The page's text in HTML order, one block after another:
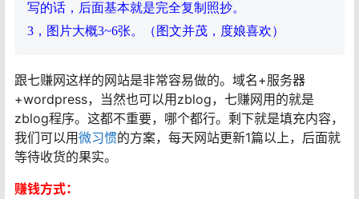
写的话，后面基本就是完全复制照抄。
3，图片大概3~6张。（图文并茂，度娘喜欢）
跟七赚网这样的网站是非常容易做的。域名+服务器
+wordpress，当然也可以用zblog，七赚网用的就是
zblog程序。这都不重要，哪个都行。剩下就是填充内容，
我们可以用微习惯的方案，每天网站更新1篇以上，后面就
等待收货的果实。
赚钱方式：